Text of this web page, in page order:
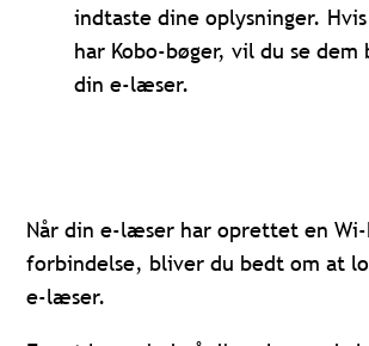
indtaste dine oplysninger.
har Kobo-bøger, vil du se
din e-læser.
Når din e-læser har oprettet en
forbindelse, bliver du bedt om at
e-læser.